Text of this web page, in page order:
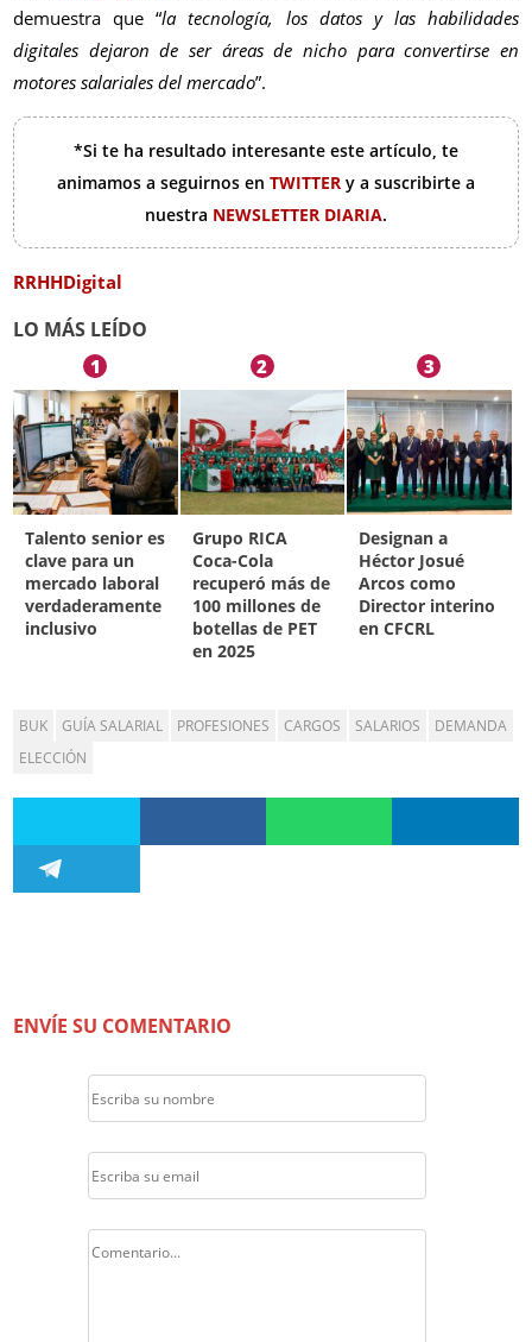
demuestra que “la tecnología, los datos y las habilidades
digitales dejaron de ser áreas de nicho para convertirse en
motores salariales del mercado”.
*Si te ha resultado interesante este artículo, te
animamos a seguirnos en TWITTER y a suscribirte a
nuestra NEWSLETTER DIARIA.
RRHHDigital
LO MÁS LEÍDO
1
Talento senior es
clave para un
mercado laboral
verdaderamente
inclusivo
2
Grupo RICA
Coca-Cola
recuperó más de
100 millones de
botellas de PET
en 2025
3
Designan a
Héctor Josué
Arcos como
Director interino
en CFCRL
BUK GUÍA SALARIAL PROFESIONES CARGOS SALARIOS
DEMANDA
ELECCIÓN
ENVÍE SU COMENTARIO